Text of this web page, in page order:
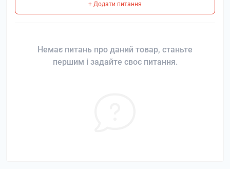
+ Додати питання
Немає питань про даний товар, станьте
першим і задайте своє питання.